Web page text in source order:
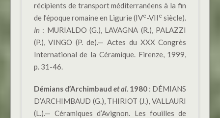
récipients de transport méditerranéens à la fin
de l’époque romaine en Ligurie (IVe-VII e siècle).
In : MURIALDO (G.), LAVAGNA (R.), PALAZZI
(P.), VINGO (P. de).— Actes du XXX Congrès
International de la Céramique. Firenze, 1999,
p. 31-46.
Démians d’Archimbaud et al. 1980 : DÉMIANS
D’ARCHIMBAUD (G.), THIRIOT (J.), VALLAURI
(L.).— Céramiques d’Avignon. Les fouilles de